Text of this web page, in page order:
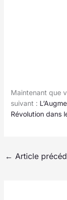
Maintenant que
suivant :
Révolution dans
← Article